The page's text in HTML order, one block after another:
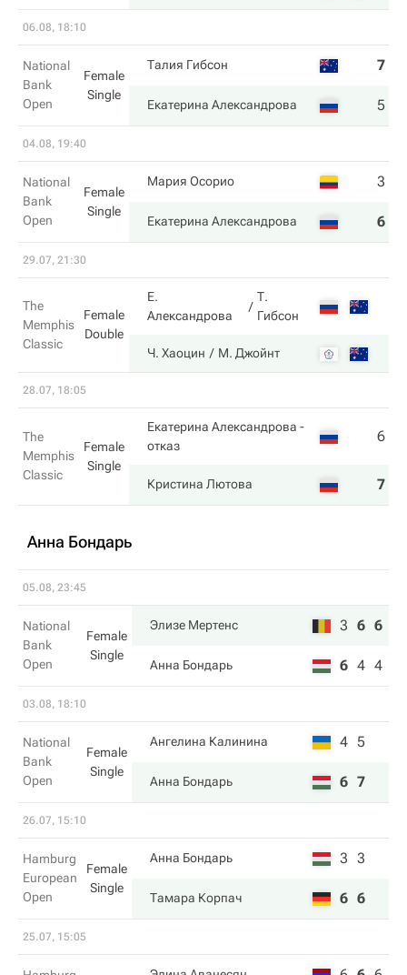
06.08, 18:10
National
Bank
Open
Female
Single
Талия Гибсон 7
Екатерина Александрова 5
04.08, 19:40
National
Bank
Open
Female
Single
Мария Осорио 3
Екатерина Александрова 6
29.07, 21:30
The
Memphis
Classic
Female
Double
Е.
Александрова
Т.
Гибсон
Ч. Хаоцин М. Джойнт
28.07, 18:05
The
Memphis
Classic
Female
Single
Екатерина Александрова -
отказ
6
Кристина Лютова 7
Анна Бондарь
05.08, 23:45
National
Bank
Open
Female
Single
Элизе Мертенс 3 6 6
Анна Бондарь 6 4 4
03.08, 18:10
National
Bank
Open
Female
Single
Ангелина Калинина 4 5
Анна Бондарь 6 7
26.07, 15:10
Hamburg
European
Open
Female
Single
Анна Бондарь 3 3
Тамара Корпач 6 6
25.07, 15:05